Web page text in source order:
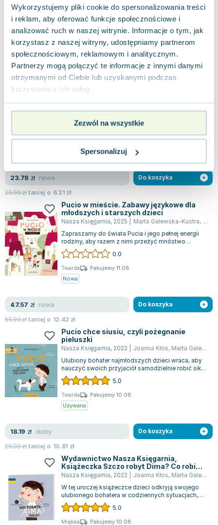
Wykorzystujemy pliki cookie do spersonalizowania treści
i reklam, aby oferować funkcje społecznościowe i
analizować ruch w naszej witrynie. Informacje o tym, jak
korzystasz z naszej witryny, udostępniamy partnerom
społecznościowym, reklamowym i analitycznym.
Partnerzy mogą połączyć te informacje z innymi danymi
otrzymanymi od Ciebie lub uzyskanymi podczas
korzystania z ich usług.
Zezwól na wszystkie
Spersonalizuj
23.78 nowa
29.99złtaniej o6.21zł
Do koszyka
Pucio zostaje kucharzem, czyli o radości z
jedzenia
Nasza Księgarnia
wątpliwości, że czeka nas rodzinne gotowanie. Sz...
0.0
Twarda
Pakujemy 11.08
23.78 zł nowa
29.99złtaniej o 6.21 zł
Do koszyka
Pucio w mieście. Zabawy językowe dla
młodszych i starszych dzieci
Nasza Księgarnia, 2025 Marta Galewska-Kustra,
Zapraszamy do świata Pucia i jego pełnej energii
rodziny, aby razem z nimi przeżyć mnóstwo
fascynujących przygód w mieście! Odkryj...
0.0
Twarda
Pakujemy 11.08
Nowa
47.57 zł nowa
59.99złtaniej o 12.42 zł
Do koszyka
Pucio chce siusiu, czyli pożegnanie
pieluszki
Nasza Księgarnia, 2022 Joanna Kłos, Marta Galewska-Kustra
Ulubiony bohater najmłodszych dzieci wraca, aby
nauczyć swoich przyjaciół samodzielnie robić siku i
kupkę! Tym razem przybywa z no...
5.0
Twarda
Pakujemy 10.08
Używana
18.19 zł dobry
29.00złtaniej o 10.81 zł
Do koszyka
Wydawnictwo Nasza Księgarnia,
Książeczka Szczo robyt Dima? Co robi
Pucio?
Nasza Księgarnia, 2022 Joanna Kłos, Marta Galewska-Kustra
W tej uroczej książeczce dzieci odkryją swojego
ulubionego bohatera w codziennych sytuacjach,
które stanowią doskonałą okazję do n...
5.0
Miękka Pakujemy 10.08